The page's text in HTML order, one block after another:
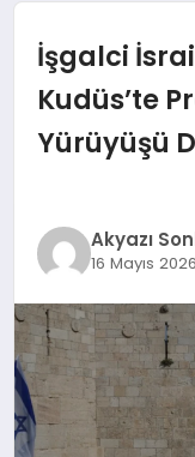
EKONOMI
SPOR
YAŞAM
İşgalci
Kudüs’te
Yürüyüşü
Akyazı
16 Mayıs 2026